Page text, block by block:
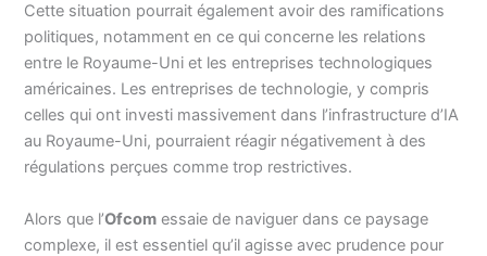
Cette situation pourrait également avoir des ramifications
politiques, notamment en ce qui concerne les relations
entre le Royaume-Uni et les entreprises technologiques
américaines. Les entreprises de technologie, y compris
celles qui ont investi massivement dans l’infrastructure d’IA
au Royaume-Uni, pourraient réagir négativement à des
régulations perçues comme trop restrictives.
Alors que l’Ofcom essaie de naviguer dans ce paysage
complexe, il est essentiel qu’il agisse avec prudence pour